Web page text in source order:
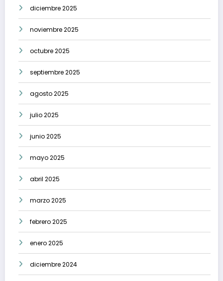
diciembre 2025
noviembre 2025
octubre 2025
septiembre 2025
agosto 2025
julio 2025
junio 2025
mayo 2025
abril 2025
marzo 2025
febrero 2025
enero 2025
diciembre 2024